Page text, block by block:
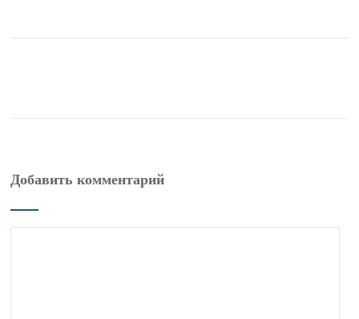
Добавить комментарий